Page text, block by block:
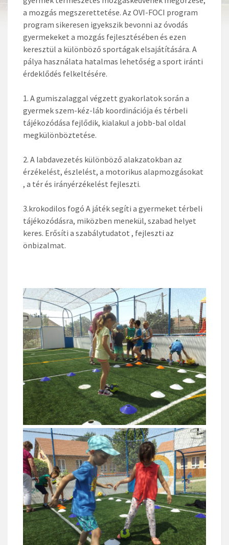
a mozgás megszerettetése. Az OVI-FOCI program
program sikeresen igyekszik bevonni az óvodás
gyermekeket a mozgás fejlesztésében és ezen
keresztül a különböző sportágak elsajátítására. A
pálya használata hatalmas lehetőség a sport iránti
érdeklődés felkeltésére.
1. A gumiszalaggal végzett gyakorlatok során a
gyermek szem-kéz-láb koordinációja és térbeli
tájékozódása fejlődik, kialakul a jobb-bal oldal
megkülönböztetése.
2. A labdavezetés különböző alakzatokban az
érzékelést, észlelést, a motorikus alapmozgásokat
, a tér és irányérzékelést fejleszti.
3.krokodilos fogó A játék segíti a gyermeket térbeli
tájékozódásra, miközben menekül, szabad helyet
keres. Erősíti a szabálytudatot , fejleszti az
önbizalmat.